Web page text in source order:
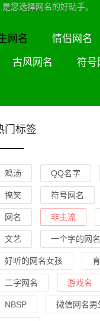
您选择网名的好助手。
网名 情侣网名
古风网名 符号
门标签
鸡汤 QQ名字
搞笑 符号网名
网名 非主流
文艺 一个字的网名
好听的网名女孩
二字网名 游戏名
NBSP 微信网名男